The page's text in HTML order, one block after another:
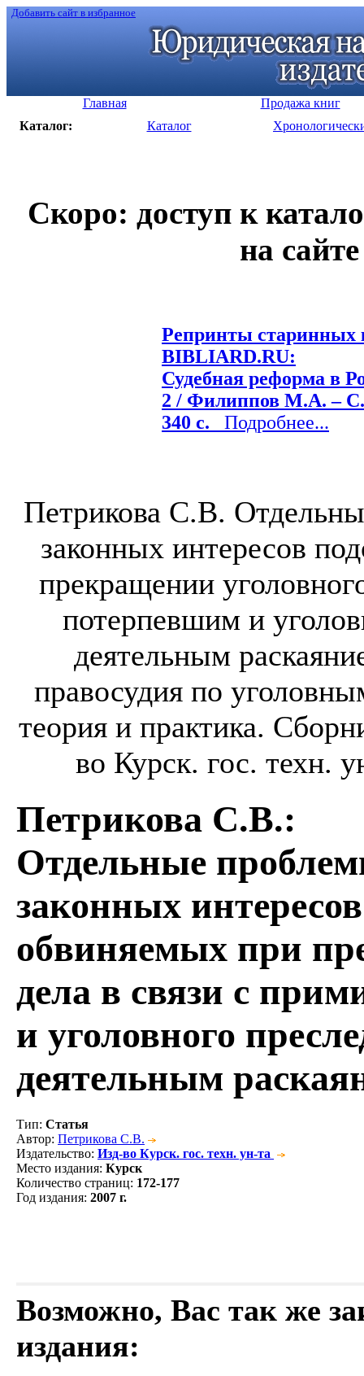
Добавить сайт в избранное
Главная
Продажа книг
Каталог:
Каталог
Скоро: доступ к
на
Репринты старинных
BIBLIARD.RU:
Судебная реформа в
2 / Филиппов М.А. –
340 с. Подробнее...
Петрикова С.В.
законных интересов
прекращении
потерпевшим и
деятельным
правосудия по
теория и практика.
во Курск. гос. техн.
Петрикова С.В.:
Отдельные
законных
обвиняемых при
дела в связи с
и уголовного
деятельным
Тип: Статья
Автор: Петрикова С.В.
Издательство: Изд-во Курск. гос. техн. ун-та
Место издания: Курск
Количество страниц: 172-177
Год издания: 2007 г.
Возможно, Вас так же
издания: